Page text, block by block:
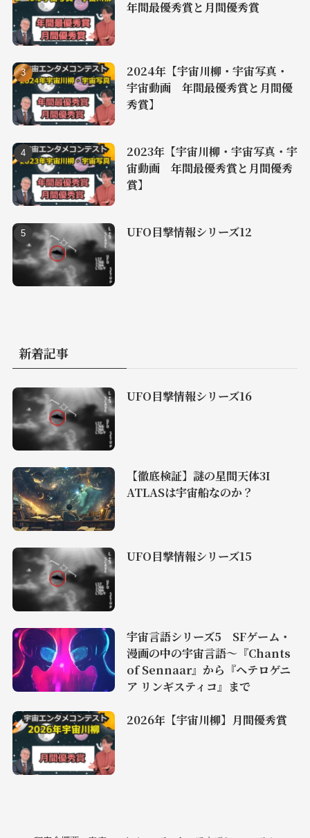
年間最優秀賞と月間優秀賞
2024年【宇宙川柳・宇宙写真・
宇宙動画 年間最優秀賞と月間優
秀賞】
2023年【宇宙川柳・宇宙写真・宇
宙動画 年間最優秀賞と月間優秀
賞】
UFO目撃情報シリーズ12
新着記事
UFO目撃情報シリーズ16
【徹底検証】謎の星間天体3I
ATLASは宇宙船なのか？
UFO目撃情報シリーズ15
宇宙言語シリーズ5 SFゲーム・
漫画の中の宇宙言語〜『Chants
of Sennaar』から『ヘテロゲニ
ア リンギスティコ』まで
2026年【宇宙川柳】月間優秀賞